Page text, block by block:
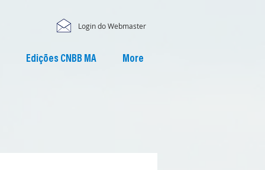
Login do Webmaster
Edições CNBB MA More